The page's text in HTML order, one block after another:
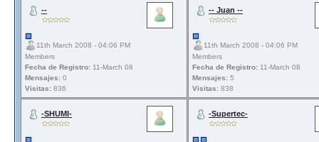
--
11th March 2008 - 04:06 PM
Members
Fecha de Registro: 11-March 08
Mensajes: 0
Visitas: 836
-- Juan --
11th March 2008 - 04:06 PM
Members
Fecha de Registro: 11-March 08
Mensajes: 5
Visitas: 838
-SHUMI- -Supertec-